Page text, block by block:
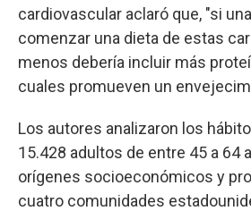
cardiovascular aclaró que, "si
comenzar una dieta de estas
menos debería incluir más
cuales promueven un
Los autores analizaron los
15.428 adultos de entre 45 a 64
orígenes socioeconómicos y
cuatro comunidades